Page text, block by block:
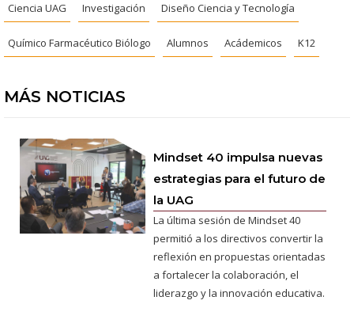
Ciencia UAG Investigación Diseño Ciencia y Tecnología
Químico Farmacéutico Biólogo Alumnos Acádemicos K12
MÁS NOTICIAS
Mindset 40 impulsa nuevas
estrategias para el futuro de
la UAG
La última sesión de Mindset 40
permitió a los directivos convertir la
reflexión en propuestas orientadas
a fortalecer la colaboración, el
liderazgo y la innovación educativa.